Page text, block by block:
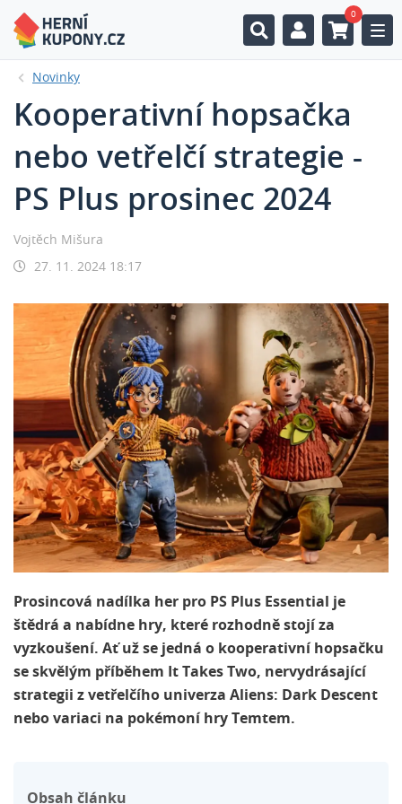
0
Novinky
Kooperativní hopsačka
nebo vetřelčí strategie -
PS Plus prosinec 2024
Vojtěch Mišura
27. 11. 2024 18:17
Prosincová nadílka her pro PS Plus Essential je
štědrá a nabídne hry, které rozhodně stojí za
vyzkoušení. Ať už se jedná o kooperativní hopsačku
se skvělým příběhem It Takes Two, nervydrásající
strategii z vetřelčího univerza Aliens: Dark Descent
nebo variaci na pokémoní hry Temtem.
Obsah článku